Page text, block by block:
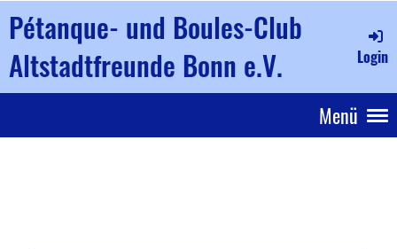
Pétanque- und Boules-Club
Altstadtfreunde Bonn e.V.
Login
Menü